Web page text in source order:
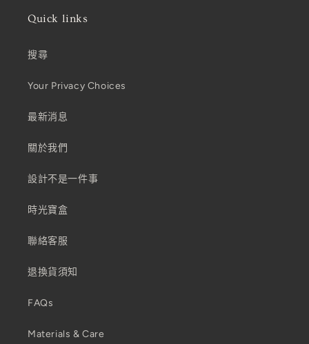
Quick links
搜尋
Your Privacy Choices
最新消息
關於我們
設計不是一件事
時光寶盒
聯絡客服
退換貨須知
FAQs
Materials & Care